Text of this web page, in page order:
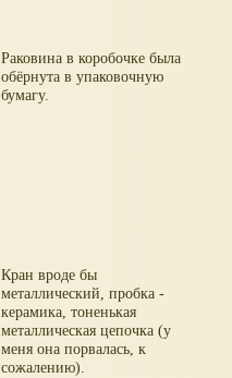
Раковина в коробочке была
обёрнута в упаковочную
бумагу.
Кран вроде бы
металлический, пробка -
керамика, тоненькая
металлическая цепочка (у
меня она порвалась, к
сожалению).